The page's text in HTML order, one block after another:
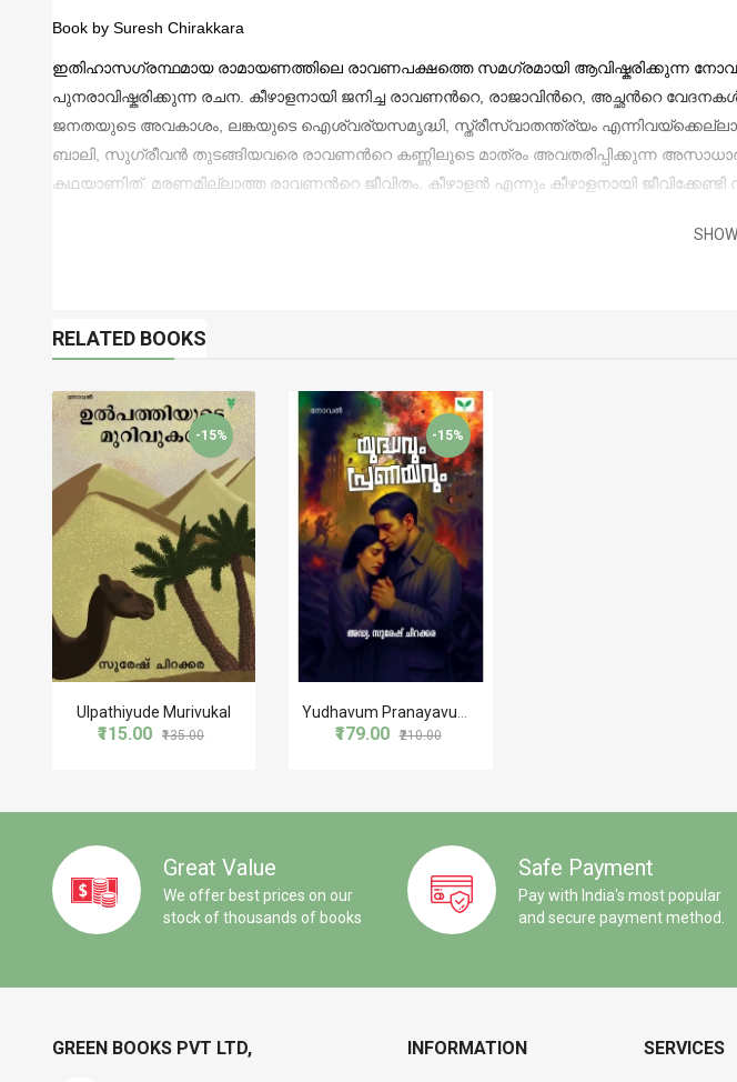
Book by Suresh Chirakkara
ഇതിഹാസഗ്രന്ഥമായ രാമായണത്തിലെ രാവണപക്ഷത്തെ സമഗ്രമായി ആവിഷ്കരിക്കുന്ന
പുനരാവിഷ്കരിക്കുന്ന രചന. കീഴാളനായി ജനിച്ച രാവണന്‍റെ, രാജാവിന്‍റെ, അച്ഛന്‍റെ
ജനതയുടെ അവകാശം, ലങ്കയുടെ ഐശ്വര്യസമൃദ്ധി, സ്ത്രീസ്വാതന്ത്ര്യം
ബാലി, സുഗ്രീവന്‍ തുടങ്ങിയവരെ രാവണന്‍റെ കണ്ണിലൂടെ മാത്രം അവതരിപ്പിക്കുന്ന
കഥയാണിത്. മരണമില്ലാത്ത രാവണന്‍റെ ജീവിതം. കീഴാളന്‍ എന്നും കീഴാളനായി
RELATED BOOKS
-15%
Ulpathiyude Murivukal
₹115.00 ₹135.00
-15%
Yudhavum Pranayavum യുദ്ധവും പ്രണയവും
₹179.00 ₹210.00
Great Value
We offer best prices on our
stock of thousands of books
Safe Payment
Pay with India's most popular
and secure payment method.
GREEN BOOKS PVT LTD, INFORMATION SERVICES